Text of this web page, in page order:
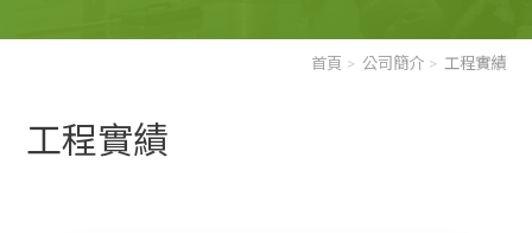
首頁 公司簡介 工程實績
工程實績